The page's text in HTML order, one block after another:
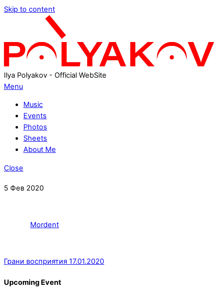
Skip to content
Ilya Polyakov - Official WebSite
Menu
Music
Events
Photos
Sheets
About Me
Close
5 Фев 2020
Mordent
Грани восприятия 17.01.2020
Upcoming Event